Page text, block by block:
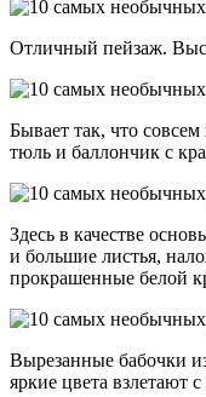
Отличный пейзаж.
Бывает так, что
тюль и баллончик с
Здесь в качестве
и большие листья,
прокрашенные белой
Вырезанные бабочки
яркие цвета взлетают